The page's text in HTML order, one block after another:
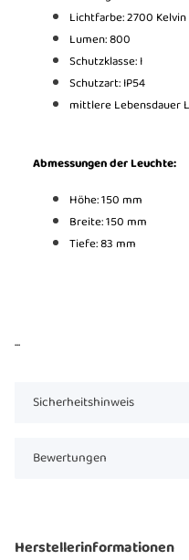
Lichtfarbe: 2700
Lumen: 800
Schutzklasse: I
Schutzart: IP54
mittlere Lebensdauer
Abmessungen der Leuchte:
Höhe: 150 mm
Breite: 150 mm
Tiefe: 83 mm
...
Sicherheitshinweis
Bewertungen
Herstellerinformationen